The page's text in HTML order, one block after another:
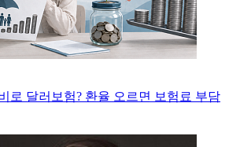
로 달러보험? 환율 오르면 보험료 부담